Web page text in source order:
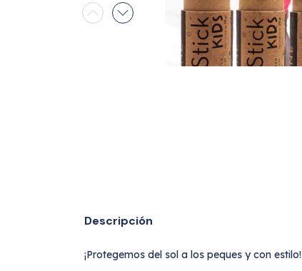
Descripción
¡Protegemos del sol a los peques y con estilo!